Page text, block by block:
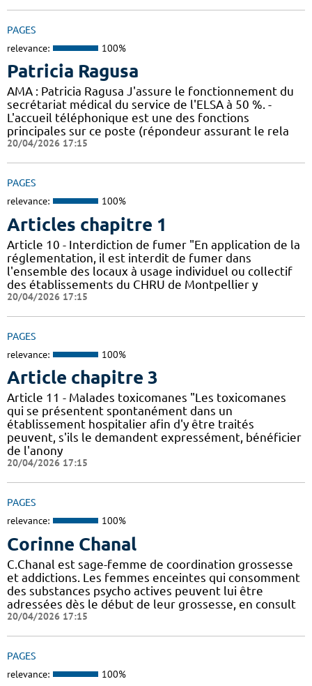
PAGES
relevance: 100%
Patricia Ragusa
AMA : Patricia Ragusa J'assure le fonctionnement du
secrétariat médical du service de l'ELSA à 50 %. -
L'accueil téléphonique est une des fonctions
principales sur ce poste (répondeur assurant le rela
20/04/2026 17:15
PAGES
relevance: 100%
Articles chapitre 1
Article 10 - Interdiction de fumer "En application de la
réglementation, il est interdit de fumer dans
l'ensemble des locaux à usage individuel ou collectif
des établissements du CHRU de Montpellier y
20/04/2026 17:15
PAGES
relevance: 100%
Article chapitre 3
Article 11 - Malades toxicomanes "Les toxicomanes
qui se présentent spontanément dans un
établissement hospitalier afin d'y être traités
peuvent, s'ils le demandent expressément, bénéficier
de l'anony
20/04/2026 17:15
PAGES
relevance: 100%
Corinne Chanal
C.Chanal est sage-femme de coordination grossesse
et addictions. Les femmes enceintes qui consomment
des substances psycho actives peuvent lui être
adressées dès le début de leur grossesse, en consult
20/04/2026 17:15
PAGES
relevance: 100%